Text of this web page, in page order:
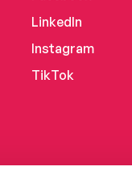
LinkedIn
Instagram
TikTok